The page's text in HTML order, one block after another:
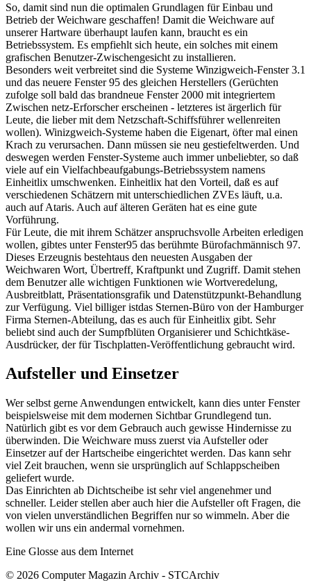
So, damit sind nun die optimalen Grundlagen für Einbau und
Betrieb der Weichware geschaffen! Damit die Weichware auf
unserer Hartware überhaupt laufen kann, braucht es ein
Betriebssystem. Es empfiehlt sich heute, ein solches mit einem
grafischen Benutzer-Zwischengesicht zu installieren.
Besonders weit verbreitet sind die Systeme Winzigweich-Fenster 3.1
und das neuere Fenster 95 des gleichen Herstellers (Gerüchten
zufolge soll bald das brandneue Fenster 2000 mit integriertem
Zwischen netz-Erforscher erscheinen - letzteres ist ärgerlich für
Leute, die lieber mit dem Netzschaft-Schiffsführer wellenreiten
wollen). Winizgweich-Systeme haben die Eigenart, öfter mal einen
Krach zu verursachen. Dann müssen sie neu gestiefeltwerden. Und
deswegen werden Fenster-Systeme auch immer unbeliebter, so daß
viele auf ein Vielfachbeaufgabungs-Betriebssystem namens
Einheitlix umschwenken. Einheitlix hat den Vorteil, daß es auf
verschiedenen Schätzern mit unterschiedlichen ZVEs läuft, u.a.
auch auf Ataris. Auch auf älteren Geräten hat es eine gute
Vorführung.
Für Leute, die mit ihrem Schätzer anspruchsvolle Arbeiten erledigen
wollen, gibtes unter Fenster95 das berühmte Bürofachmännisch 97.
Dieses Erzeugnis bestehtaus den neuesten Ausgaben der
Weichwaren Wort, Übertreff, Kraftpunkt und Zugriff. Damit stehen
dem Benutzer alle wichtigen Funktionen wie Wortveredelung,
Ausbreitblatt, Präsentationsgrafik und Datenstützpunkt-Behandlung
zur Verfügung. Viel billiger istdas Sternen-Büro von der Hamburger
Firma Sternen-Abteilung, das es auch für Einheitlix gibt. Sehr
beliebt sind auch der Sumpfblüten Organisierer und Schichtkäse-
Ausdrücker, der für Tischplatten-Veröffentlichung gebraucht wird.
Aufsteller und Einsetzer
Wer selbst gerne Anwendungen entwickelt, kann dies unter Fenster
beispielsweise mit dem modernen Sichtbar Grundlegend tun.
Natürlich gibt es vor dem Gebrauch auch gewisse Hindernisse zu
überwinden. Die Weichware muss zuerst via Aufsteller oder
Einsetzer auf der Hartscheibe eingerichtet werden. Das kann sehr
viel Zeit brauchen, wenn sie ursprünglich auf Schlappscheiben
geliefert wurde.
Das Einrichten ab Dichtscheibe ist sehr viel angenehmer und
schneller. Leider stellen aber auch hier die Aufsteller oft Fragen, die
von vielen unverständlichen Begriffen nur so wimmeln. Aber die
wollen wir uns ein andermal vornehmen.
Eine Glosse aus dem Internet
© 2026 Computer Magazin Archiv - STCArchiv